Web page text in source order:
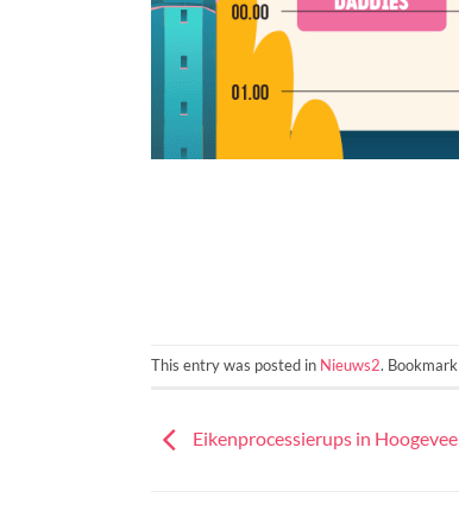
This entry was posted in Nieuws2.
Eikenprocessierups in